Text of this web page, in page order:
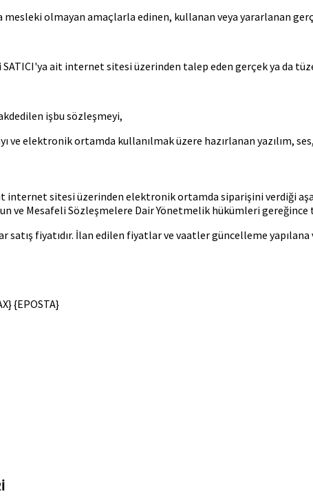
olmayan amaçlarla edinen, kullanan veya yararlanan
ait internet sitesi üzerinden talep eden gerçek ya da
işbu sözleşmeyi,
ve elektronik ortamda kullanılmak üzere hazırlanan yazılım,
internet sitesi üzerinden elektronik ortamda siparişini verdiği
ve Mesafeli Sözleşmelere Dair Yönetmelik hükümleri
satış fiyatıdır. İlan edilen fiyatlar ve vaatler güncelleme
{EPOSTA}